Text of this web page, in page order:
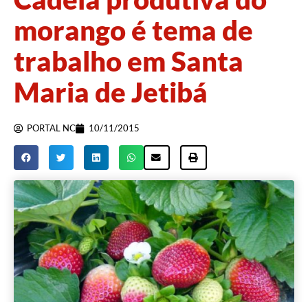
morango é tema de
trabalho em Santa
Maria de Jetibá
PORTAL NC 10/11/2015